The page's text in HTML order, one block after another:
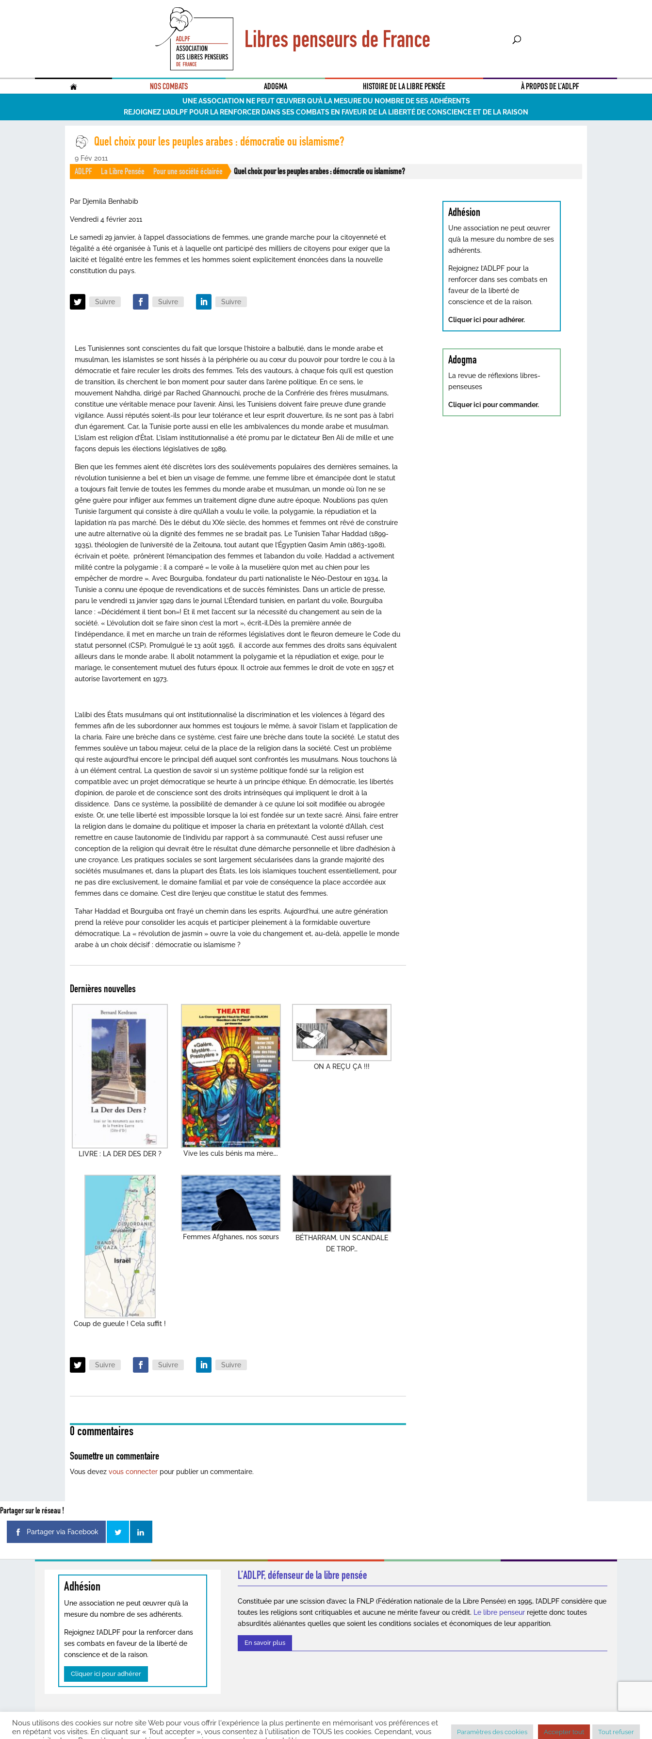
Libres penseurs de France
. NOS COMBATS ADOGMA HISTOIRE DE LA LIBRE PENSÉE À PROPOS DE L’ADLPF
UNE ASSOCIATION NE PEUT ŒUVRER QU’À LA MESURE DU NOMBRE DE SES ADHÉRENTS
REJOIGNEZ L’ADLPF POUR LA RENFORCER DANS SES COMBATS EN FAVEUR DE LA LIBERTÉ DE CONSCIENCE ET DE LA RAISON
Quel choix pour les peuples arabes : démocratie ou islamisme?
9 Fév 2011
ADLPF La Libre Pensée Pour une société éclairée Quel choix pour les peuples arabes : démocratie ou islamisme?
Par Djemila Benhabib
Vendredi 4 février 2011
Le samedi 29 janvier, à l’appel d’associations de femmes, une grande marche pour la citoyenneté et
l’égalité a été organisée à Tunis et à laquelle ont participé des milliers de citoyens pour exiger que la
laïcité et l’égalité entre les femmes et les hommes soient explicitement énoncées dans la nouvelle
constitution du pays.
Suivre Suivre Suivre
Les Tunisiennes sont conscientes du fait que lorsque l’histoire a balbutié, dans le monde arabe et
musulman, les islamistes se sont hissés à la périphérie ou au cœur du pouvoir pour tordre le cou à la
démocratie et faire reculer les droits des femmes. Tels des vautours, à chaque fois qu’il est question
de transition, ils cherchent le bon moment pour sauter dans l’arène politique. En ce sens, le
mouvement Nahdha, dirigé par Rached Ghannouchi, proche de la Confrérie des frères musulmans,
constitue une véritable menace pour l’avenir. Ainsi, les Tunisiens doivent faire preuve d’une grande
vigilance. Aussi réputés soient-ils pour leur tolérance et leur esprit d’ouverture, ils ne sont pas à l’abri
d’un égarement. Car, la Tunisie porte aussi en elle les ambivalences du monde arabe et musulman.
L’islam est religion d’État. L’islam institutionnalisé a été promu par le dictateur Ben Ali de mille et une
façons depuis les élections législatives de 1989.
Bien que les femmes aient été discrètes lors des soulèvements populaires des dernières semaines, la
révolution tunisienne a bel et bien un visage de femme, une femme libre et émancipée dont le statut
a toujours fait l’envie de toutes les femmes du monde arabe et musulman, un monde où l’on ne se
gêne guère pour infliger aux femmes un traitement digne d’une autre époque. N’oublions pas qu’en
Tunisie l’argument qui consiste à dire qu’Allah a voulu le voile, la polygamie, la répudiation et la
lapidation n’a pas marché. Dès le début du XXe siècle, des hommes et femmes ont rêvé de construire
une autre alternative où la dignité des femmes ne se bradait pas. Le Tunisien Tahar Haddad (1899-
1935), théologien de l’université de la Zeitouna, tout autant que l’Égyptien Qasim Amin (1863-1908),
écrivain et poète, prônèrent l’émancipation des femmes et l’abandon du voile. Haddad a activement
milité contre la polygamie ; il a comparé « le voile à la muselière qu’on met au chien pour les
empêcher de mordre ». Avec Bourguiba, fondateur du parti nationaliste le Néo-Destour en 1934, la
Tunisie a connu une époque de revendications et de succès féministes. Dans un article de presse,
paru le vendredi 11 janvier 1929 dans le journal L’Étendard tunisien, en parlant du voile, Bourguiba
lance : «Décidément il tient bon»! Et il met l’accent sur la nécessité du changement au sein de la
société. « L’évolution doit se faire sinon c’est la mort », écrit-il.Dès la première année de
l’indépendance, il met en marche un train de réformes législatives dont le fleuron demeure le Code du
statut personnel (CSP). Promulgué le 13 août 1956, il accorde aux femmes des droits sans équivalent
ailleurs dans le monde arabe. Il abolit notamment la polygamie et la répudiation et exige, pour le
mariage, le consentement mutuel des futurs époux. Il octroie aux femmes le droit de vote en 1957 et
autorise l’avortement en 1973.
L’alibi des États musulmans qui ont institutionnalisé la discrimination et les violences à l’égard des
femmes afin de les subordonner aux hommes est toujours le même, à savoir l’islam et l’application de
la charia. Faire une brèche dans ce système, c’est faire une brèche dans toute la société. Le statut des
femmes soulève un tabou majeur, celui de la place de la religion dans la société. C’est un problème
qui reste aujourd’hui encore le principal défi auquel sont confrontés les musulmans. Nous touchons là
à un élément central. La question de savoir si un système politique fondé sur la religion est
compatible avec un projet démocratique se heurte à un principe éthique. En démocratie, les libertés
d’opinion, de parole et de conscience sont des droits intrinsèques qui impliquent le droit à la
dissidence. Dans ce système, la possibilité de demander à ce qu’une loi soit modifiée ou abrogée
existe. Or, une telle liberté est impossible lorsque la loi est fondée sur un texte sacré. Ainsi, faire entrer
la religion dans le domaine du politique et imposer la charia en prétextant la volonté d’Allah, c’est
remettre en cause l’autonomie de l’individu par rapport à sa communauté. C’est aussi refuser une
conception de la religion qui devrait être le résultat d’une démarche personnelle et libre d’adhésion à
une croyance. Les pratiques sociales se sont largement sécularisées dans la grande majorité des
sociétés musulmanes et, dans la plupart des États, les lois islamiques touchent essentiellement, pour
ne pas dire exclusivement, le domaine familial et par voie de conséquence la place accordée aux
femmes dans ce domaine. C’est dire l’enjeu que constitue le statut des femmes.
Tahar Haddad et Bourguiba ont frayé un chemin dans les esprits. Aujourd’hui, une autre génération
prend la relève pour consolider les acquis et participer pleinement à la formidable ouverture
démocratique. La « révolution de jasmin » ouvre la voie du changement et, au-delà, appelle le monde
arabe à un choix décisif : démocratie ou islamisme ?
Dernières nouvelles
LIVRE : LA DER DES DER ? Vive les culs bénis ma mère….
ON A REÇU ÇA !!!
Coup de gueule ! Cela suffit !
Femmes Afghanes, nos sœurs
BÉTHARRAM, UN SCANDALE
DE TROP…
Suivre Suivre Suivre
0 commentaires
Soumettre un commentaire
Vous devezvous connecter pour publier un commentaire.
Adhésion
Une association ne peut œuvrer
qu’à la mesure du nombre de ses
adhérents.
Rejoignez l’ADLPF pour la
renforcer dans ses combats en
faveur de la liberté de
conscience et de la raison.
Cliquer ici pour adhérer.
Adogma
La revue de réflexions libres-
penseuses
Cliquer ici pour commander.
Partager sur le réseau !
Partager via Facebook
Adhésion
Une association ne peut œuvrer qu’à la
mesure du nombre de ses adhérents.
Rejoignez l’ADLPF pour la renforcer dans
ses combats en faveur de la liberté de
conscience et de la raison.
Cliquer ici pour adhérer
L’ADLPF, défenseur de la libre pensée
Constituée par une scission d’avec la FNLP (Fédération nationale de la Libre Pensée) en 1995, l’ADLPF considère que
toutes les religions sont critiquables et aucune ne mérite faveur ou crédit. Le libre penseur rejette donc toutes
absurdités aliénantes quelles que soient les conditions sociales et économiques de leur apparition.
En savoir plus
Copyright © 2026. Association des Libres Penseurs de France. Tous droits réservés | Mentions légales Contact
Nous utilisons des cookies sur notre site Web pour vous offrir l'expérience la plus pertinente en mémorisant vos préférences et
en répétant vos visites. En cliquant sur « Tout accepter », vous consentez à l'utilisation de TOUS les cookies. Cependant, vous
Paramètres des cookies Accepter tout Tout refuser